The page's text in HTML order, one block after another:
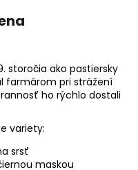
storočia ako pastiersky
farmárom pri strážení
ho rýchlo dostali
variety:
srsť
maskou